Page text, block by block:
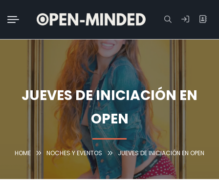
Buscar:
JUEVES DE INICIACIÓN EN
OPEN
HOME NOCHES Y EVENTOS JUEVES DE INICIACIÓN EN OPEN